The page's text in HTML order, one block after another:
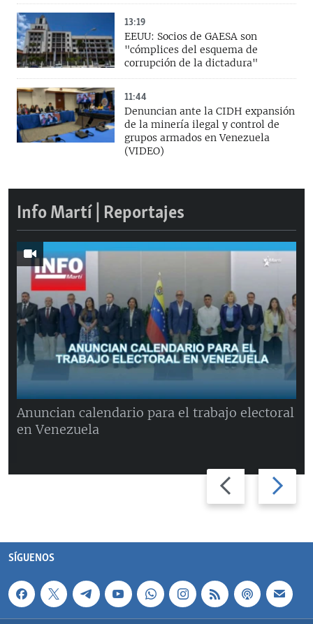
13:19
EEUU: Socios de GAESA son
"cómplices del esquema de
corrupción de la dictadura"
11:44
Denuncian ante la CIDH expansión
de la minería ilegal y control de
grupos armados en Venezuela
(VIDEO)
Info Martí | Reportajes
Previous
slide
Next
slide
Anuncian calendario para el trabajo electoral
en Venezuela
SÍGUENOS